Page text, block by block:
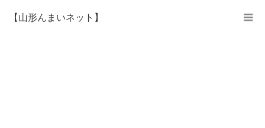
【山形んまいネット】